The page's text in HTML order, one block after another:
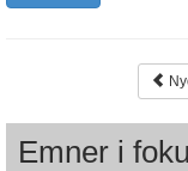
Emner i